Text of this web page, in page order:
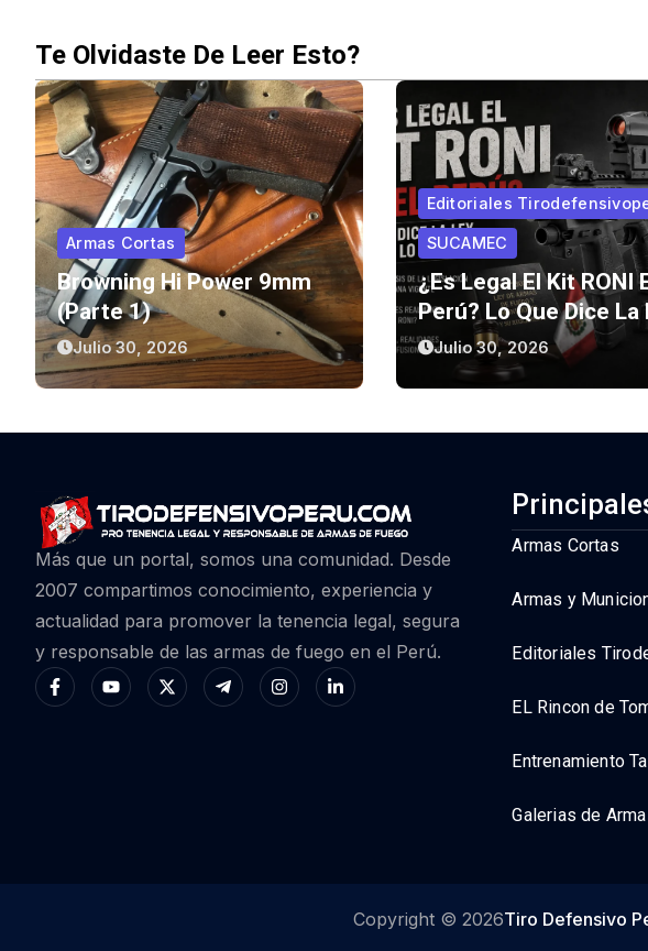
Te Olvidaste De Leer Esto?
Armas Cortas
Browning Hi Power 9mm
(parte 1)
Julio 30, 2026
Editoriales
SUCAMEC
¿Es Legal El Kit RONI
Perú? Lo Que Dice La
Y Lo Que No Dice.
Julio 30, 2026
Más que un portal, somos una comunidad. Desde
2007 compartimos conocimiento, experiencia y
actualidad para promover la tenencia legal, segura
y responsable de las armas de fuego en el Perú.
Armas Cortas
Armas y
Editoriales
EL Rincon de
Entrenamiento
Galerias de
Copyright © 2026Tiro Defensivo